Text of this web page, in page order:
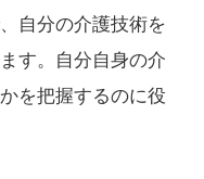
自分の介護技術を
す。自分自身の介
を把握するのに役